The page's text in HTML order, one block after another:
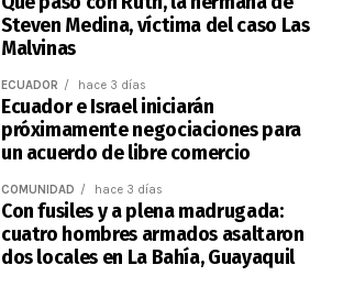
Steven Medina, víctima del caso Las
Malvinas
ECUADOR hace 3 días
Ecuador e Israel iniciarán
próximamente negociaciones para
un acuerdo de libre comercio
COMUNIDAD hace 3 días
Con fusiles y a plena madrugada:
cuatro hombres armados asaltaron
dos locales en La Bahía, Guayaquil